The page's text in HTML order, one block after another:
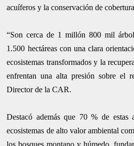
acuíferos y la conservación de
“Son cerca de 1 millón 800 mil
1.500 hectáreas con una clara
ecosistemas transformados y la
enfrentan una alta presión sobre el
Director de la CAR.
Destacó además que 70 % de estas
ecosistemas de alto valor ambiental